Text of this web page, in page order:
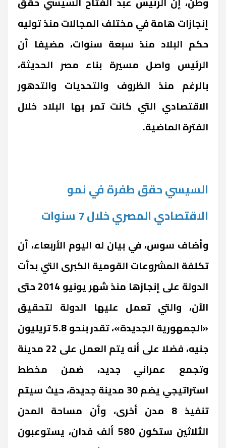
إنجازات هامة في مختلف المجالات منذ توليه
حكم البلاد منذ سبعة سنوات، مضيفا أن
الرئيس واصل مسيرة بناء مصر الحديثة،
بالرغم منذ الظروف والتحديات والتدهور
الاقتصادي التي كانت تمر بها البلاد خلال
الفترة الماضية.
السيسي حقق طفرة في نمو
الاقتصادي المصري خلال 7 سنوات
وأضاف سوس، في بيان له اليوم الأربعاء، أن
تكلفة المشروعات القومية الكبرى التي بدأت
الدولة على إنجازها منذ شهر يونيو 2014 حتى
الآن، والتي تعمل عليها الدولة لتحقيق
«الجمهورية الجديدة»، تقدر بنحو 5.8 تريليون
جنيه، فضلا على أنه يتم العمل على 22 مدينة
وتجمع عمراني جديد، ضمن مخطط
استراتيجي يضم 30 مدينة جديدة، حيث سيتم
تنفيذ 8 مدن أخرى، وأن مساحة المدن
الثلاثين ستكون 580 ألف فدان، يستوعبون